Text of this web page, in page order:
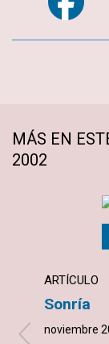
MÁS EN
2002
ARTÍCULO
Sonría
noviembre